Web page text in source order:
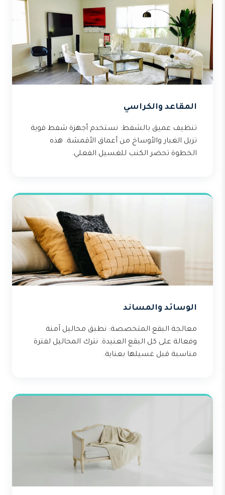
المقاعد والكراسي
تنظيف عميق بالشفط: نستخدم أجهزة شفط قوية
تزيل الغبار والأوساخ من أعماق الأقمشة. هذه
الخطوة تحضر الكنب للغسيل الفعلي.
الوسائد والمساند
معالجة البقع المتخصصة: نطبق محاليل آمنة
وفعالة على كل البقع العنيدة. نترك المحاليل لفترة
مناسبة قبل غسيلها بعناية.